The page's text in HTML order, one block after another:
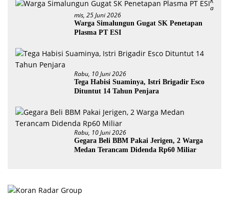
A
Mis, 25 Juni 2026
Warga Simalungun Gugat SK Penetapan
Plasma PT ESI
Rabu, 10 Juni 2026
Tega Habisi Suaminya, Istri Brigadir Esco
Dituntut 14 Tahun Penjara
Rabu, 10 Juni 2026
Gegara Beli BBM Pakai Jerigen, 2 Warga
Medan Terancam Didenda Rp60 Miliar